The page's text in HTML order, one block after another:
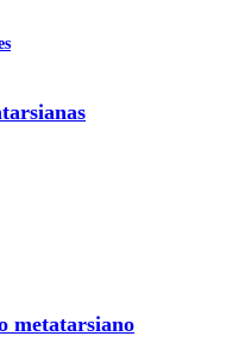
metatarsiano